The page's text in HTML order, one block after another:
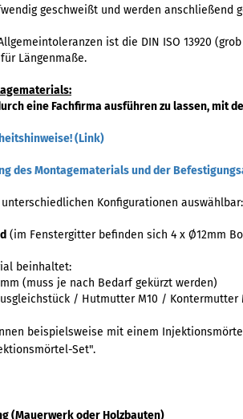
geschweißt und werden anschließend
ist die DIN ISO 13920
Längenmaße.
eine Fachfirma ausführen zu lassen, mit
(Link)
des Montagematerials und der
Konfigurationen auswählbar:
(im Fenstergitter befinden sich 4 x Ø12mm
beinhaltet:
(muss je nach Bedarf gekürzt werden)
/ Hutmutter M10 / Kontermutter
beispielsweise mit einem
Set".
(Mauerwerk oder Holzbauten)